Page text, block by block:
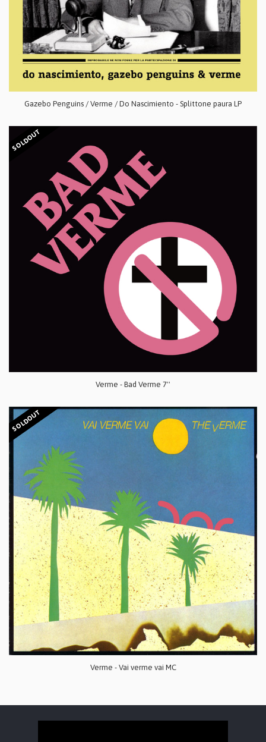
Gazebo Penguins / Verme / Do Nascimiento - Splittone paura LP
SOLDOUT
Verme - Bad Verme 7''
SOLDOUT
Verme - Vai verme vai MC